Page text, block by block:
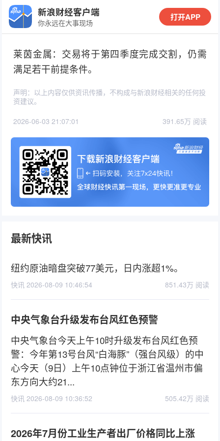
新浪财经客户端
你永远在大事现场
打开APP
莱茵金属：交易将于第四季度完成交割，仍需
满足若干前提条件。
声明：以上内容仅供资讯传播，不构成与新浪财经相关的任何投
资建议。
2026-06-03 21:07:01 391.65万 阅读
最新快讯
纽约原油暗盘突破77美元，日内涨超1%。
快讯 2026-08-09 10:46:54 851.43万 阅读
中央气象台升级发布台风红色预警
中央气象台今天上午10时升级发布台风红色预
警：今年第13号台风“白海豚”（强台风级）的中
心今天（9日）上午10点钟位于浙江省温州市偏
东方向大约21...
快讯 2026-08-09 10:36:52 505.42万 阅读
2026年7月份工业生产者出厂价格同比上涨